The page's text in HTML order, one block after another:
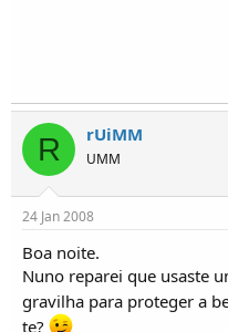
R rUiMM
UMM
24 Jan 2008
Boa noite.
Nuno reparei que usaste
gravilha para proteger a
te?